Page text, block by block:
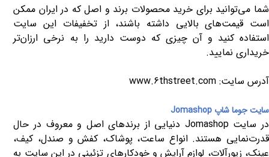
شما می‌توانید برای خرید محصولات برند و اصل که در ایران ممکن
است قیمت‌های بالایی داشته باشند، از تخفیفات این سایت
استفاده کنید و آن چیزی که دوست دارید را به نرخی ارزان‌تر
خریداری نمایید.
آدرس سایت: www.6thstreet.com
سایت جوما شاپ Jomashop
در سایتJomashop دنیایی از برندهای اصل و معروف در حال
قدرت‌نمایی هستند. انواع ساعت، پوشاک، کفش و صندل، کیف،
عینک، زیورآلات، لوازم آرایش و خودکارهای تزئینی در این سایت به